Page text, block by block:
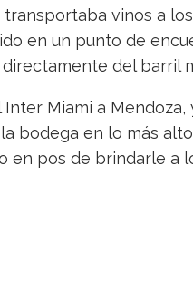
vinos a
en un punto de
del barril
Inter Miami a
bodega en lo más
en pos de brindarle a